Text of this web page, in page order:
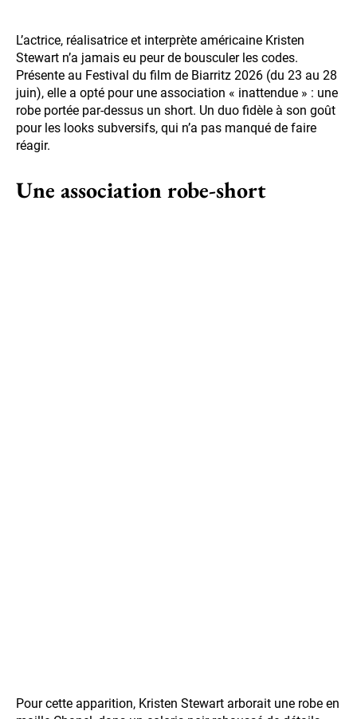
L’actrice, réalisatrice et interprète américaine Kristen
Stewart n’a jamais eu peur de bousculer les codes.
Présente au Festival du film de Biarritz 2026 (du 23 au 28
juin), elle a opté pour une association « inattendue » : une
robe portée par-dessus un short. Un duo fidèle à son goût
pour les looks subversifs, qui n’a pas manqué de faire
réagir.
Une association robe-short
Pour cette apparition, Kristen Stewart arborait une robe en